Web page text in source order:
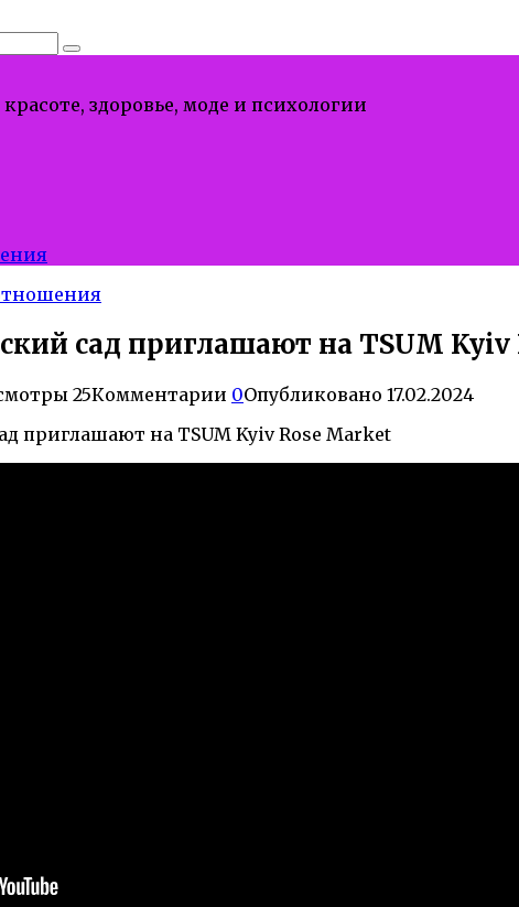
здоровье, моде и психологии
сад приглашают на TSUM Kyiv
25Комментарии 0Опубликовано 17.02.2024